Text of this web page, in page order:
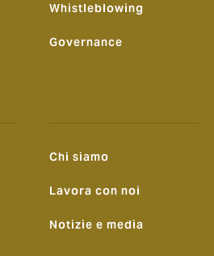
Whistleblowing
Governance
Chi siamo
Lavora con noi
Notizie e media